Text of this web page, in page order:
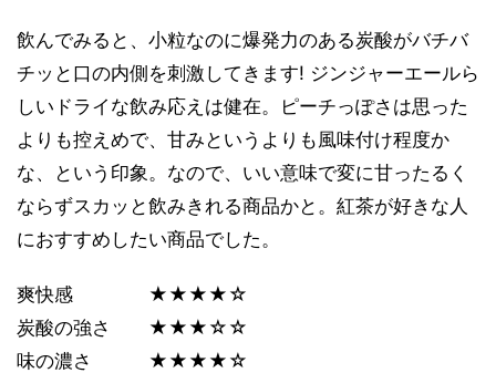
飲んでみると、小粒なのに爆発力のある炭酸がバチバ
チッと口の内側を刺激してきます! ジンジャーエールら
しいドライな飲み応えは健在。ピーチっぽさは思った
よりも控えめで、甘みというよりも風味付け程度か
な、という印象。なので、いい意味で変に甘ったるく
ならずスカッと飲みきれる商品かと。紅茶が好きな人
におすすめしたい商品でした。
爽快感 ★★★★☆
炭酸の強さ ★★★☆☆
味の濃さ ★★★★☆